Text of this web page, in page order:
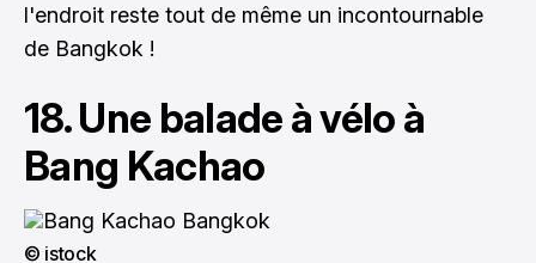
l'endroit reste tout de même un incontournable
de Bangkok !
18. Une balade à vélo à
Bang Kachao
© istock